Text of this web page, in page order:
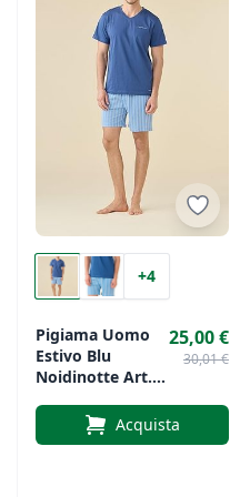
+4
Pigiama Uomo
Estivo Blu
Noidinotte Art.
25,00 €
30,01 €
Acquista